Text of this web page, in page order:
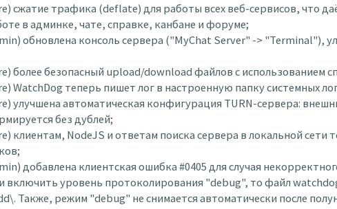
сжатие трафика (deflate) для работы всех веб-сервисов, что
в админке, чате, справке, канбане и форуме;
обновлена консоль сервера ("MyChat Server" ->
более безопасный upload/download файлов с использованием
WatchDog теперь пишет лог в настроенную папку системных
улучшена автоматическая конфигурация TURN-сервера:
без дублей;
клиентам, NodeJS и ответам поиска сервера в локальной
добавлена клиентская ошибка #0405 для случая
включить уровень протоколирования "debug", то файл
Также, режим "debug" не снимается автоматически после